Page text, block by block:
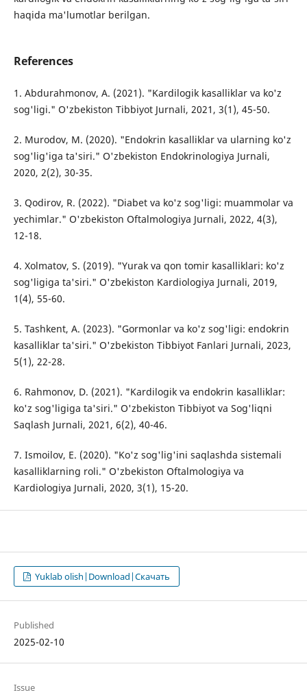
haqida ma'lumotlar berilgan.
References
1. Abdurahmonov, A. (2021). "Kardilogik kasalliklar va ko'z
sog'ligi." O'zbekiston Tibbiyot Jurnali, 2021, 3(1), 45-50.
2. Murodov, M. (2020). "Endokrin kasalliklar va ularning ko'z
sog'lig'iga ta'siri." O'zbekiston Endokrinologiya Jurnali,
2020, 2(2), 30-35.
3. Qodirov, R. (2022). "Diabet va ko'z sog'ligi: muammolar va
yechimlar." O'zbekiston Oftalmologiya Jurnali, 2022, 4(3),
12-18.
4. Xolmatov, S. (2019). "Yurak va qon tomir kasalliklari: ko'z
sog'ligiga ta'siri." O'zbekiston Kardiologiya Jurnali, 2019,
1(4), 55-60.
5. Tashkent, A. (2023). "Gormonlar va ko'z sog'ligi: endokrin
kasalliklar ta'siri." O'zbekiston Tibbiyot Fanlari Jurnali, 2023,
5(1), 22-28.
6. Rahmonov, D. (2021). "Kardilogik va endokrin kasalliklar:
ko'z sog'ligiga ta'siri." O'zbekiston Tibbiyot va Sog'liqni
Saqlash Jurnali, 2021, 6(2), 40-46.
7. Ismoilov, E. (2020). "Ko'z sog'lig'ini saqlashda sistemali
kasalliklarning roli." O'zbekiston Oftalmologiya va
Kardiologiya Jurnali, 2020, 3(1), 15-20.
Yuklab olish|Download|Скачать
Published
2025-02-10
Issue